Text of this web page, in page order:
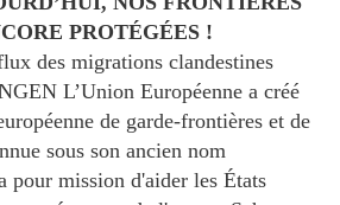
PROTÉGÉES !
des migrations clandestines
L’Union Européenne a créé
de garde-frontières et de
sous son ancien nom
pour mission d'aider les États